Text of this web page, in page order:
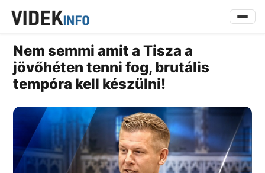
Nem semmi amit a Tisza a
jövőhéten tenni fog, brutális
tempóra kell készülni!